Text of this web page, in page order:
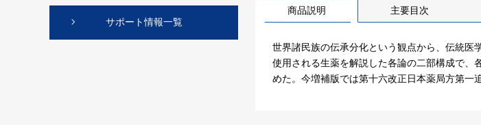
商品説明 主要目次
世界諸民族の伝承分化という観点から、伝統医
使用される生薬を解説した各論の二部構成で、
めた。今増補版では第十六改正日本薬局方第一
サポート情報一覧